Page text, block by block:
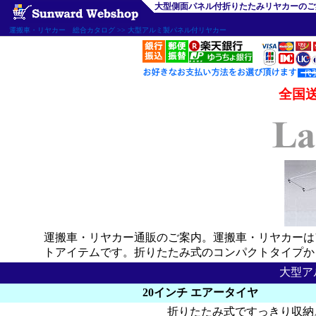
大型側面パネル付折りたたみリヤカーの
運搬車・リヤカー 総合カタログ >> 大型アルミ製パネル付リヤカー
全国
運搬車・リヤカー通販のご案内。運搬車・リヤカー
トアイテムです。折りたたみ式のコンパクトタイプ
大型
20インチ エアータイヤ
折りたたみ式ですっきり収